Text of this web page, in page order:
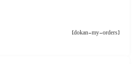
[dokan-my-orders]